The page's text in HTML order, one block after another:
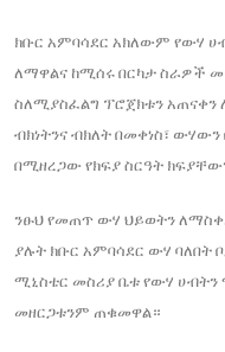
ክቡር አምባሳደር አክለውም የውሃ
ለማዋልና ከሚሰሩ በርካታ ስራዎች
ስለሚያስፈልግ ፕሮጀክቱን አጠናቀን
ብክነትንና ብክለት በመቀነስ፣
በሚዘረጋው የክፍያ ስርዓት
ንፁህ የመጠጥ ውሃ ህይወትን
ያሉት ክቡር አምባሳደር ውሃ ባለበት
ሚኒስቴር መስሪያ ቤቱ የውሃ ሀብትን
መዘርጋቱንም ጠቁመዋል።